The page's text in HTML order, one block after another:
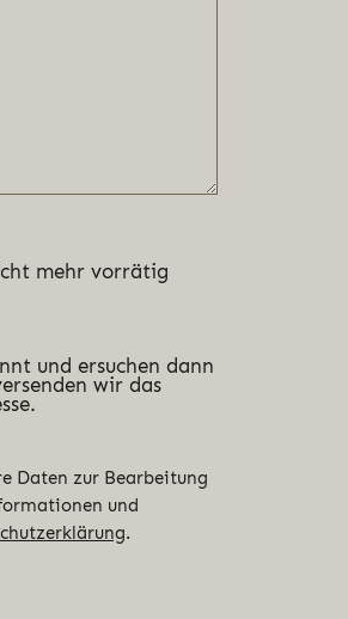
mehr vorrätig
und ersuchen dann
wir das
Daten zur Bearbeitung
und
.